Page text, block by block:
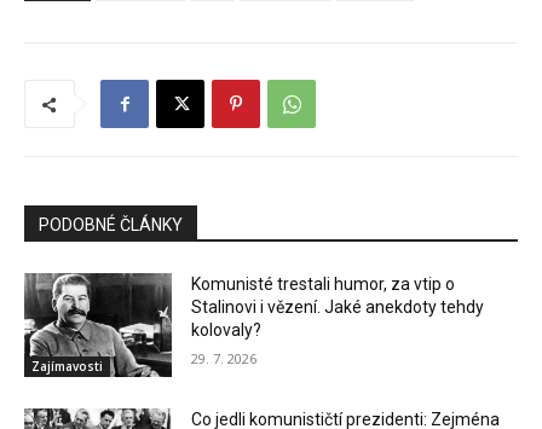
PODOBNÉ ČLÁNKY
Zajímavosti
Komunisté trestali humor, za vtip o
Stalinovi i vězení. Jaké anekdoty tehdy
kolovaly?
29. 7. 2026
Co jedli komunističtí prezidenti: Zejména